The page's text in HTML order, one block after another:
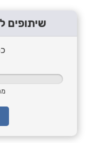
שיתופים